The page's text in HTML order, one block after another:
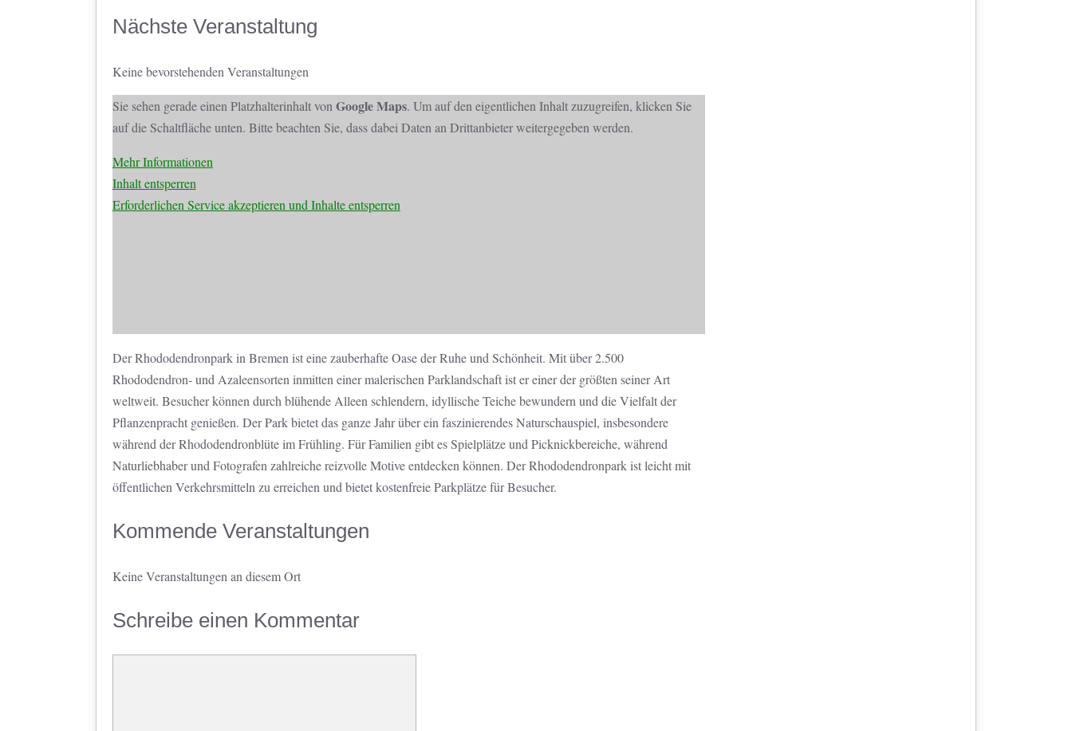
Nächste Veranstaltung
Keine bevorstehenden Veranstaltungen
Sie sehen gerade einen Platzhalterinhalt von Google Maps. Um auf den eigentlichen Inhalt zuzugreifen, klicken Sie
auf die Schaltfläche unten. Bitte beachten Sie, dass dabei Daten an Drittanbieter weitergegeben werden.
Mehr Informationen
Inhalt entsperren
Erforderlichen Service akzeptieren und Inhalte entsperren
Der Rhododendronpark in Bremen ist eine zauberhafte Oase der Ruhe und Schönheit. Mit über 2.500
Rhododendron- und Azaleensorten inmitten einer malerischen Parklandschaft ist er einer der größten seiner Art
weltweit. Besucher können durch blühende Alleen schlendern, idyllische Teiche bewundern und die Vielfalt der
Pflanzenpracht genießen. Der Park bietet das ganze Jahr über ein faszinierendes Naturschauspiel, insbesondere
während der Rhododendronblüte im Frühling. Für Familien gibt es Spielplätze und Picknickbereiche, während
Naturliebhaber und Fotografen zahlreiche reizvolle Motive entdecken können. Der Rhododendronpark ist leicht mit
öffentlichen Verkehrsmitteln zu erreichen und bietet kostenfreie Parkplätze für Besucher.
Kommende Veranstaltungen
Keine Veranstaltungen an diesem Ort
Schreibe einen Kommentar